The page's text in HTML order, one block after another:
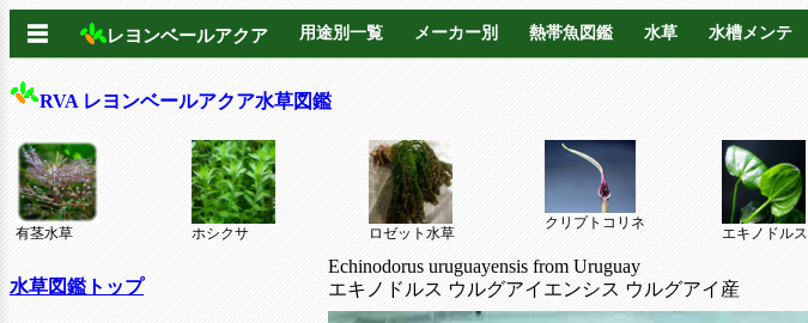
☰ レヨンベールアクア 用途別一覧 メーカー別 熱帯魚図鑑 水草 水槽メンテ
RVA レヨンベールアクア水草図鑑
有茎水草 ホシクサ ロゼット水草
クリプトコリネ
エキノドルス
Echinodorus uruguayensis from Uruguay
エキノドルス ウルグアイエンシス ウルグアイ産
水草図鑑トップ